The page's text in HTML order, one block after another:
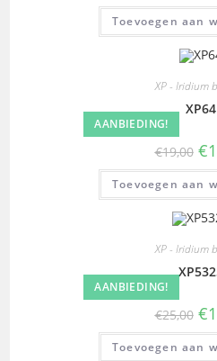
Toevoegen aan
AANBIEDING!
XP - Iridium
XP64
€19,00 €
Toevoegen aan
AANBIEDING!
XP - Iridium
€25,00 €
Toevoegen aan